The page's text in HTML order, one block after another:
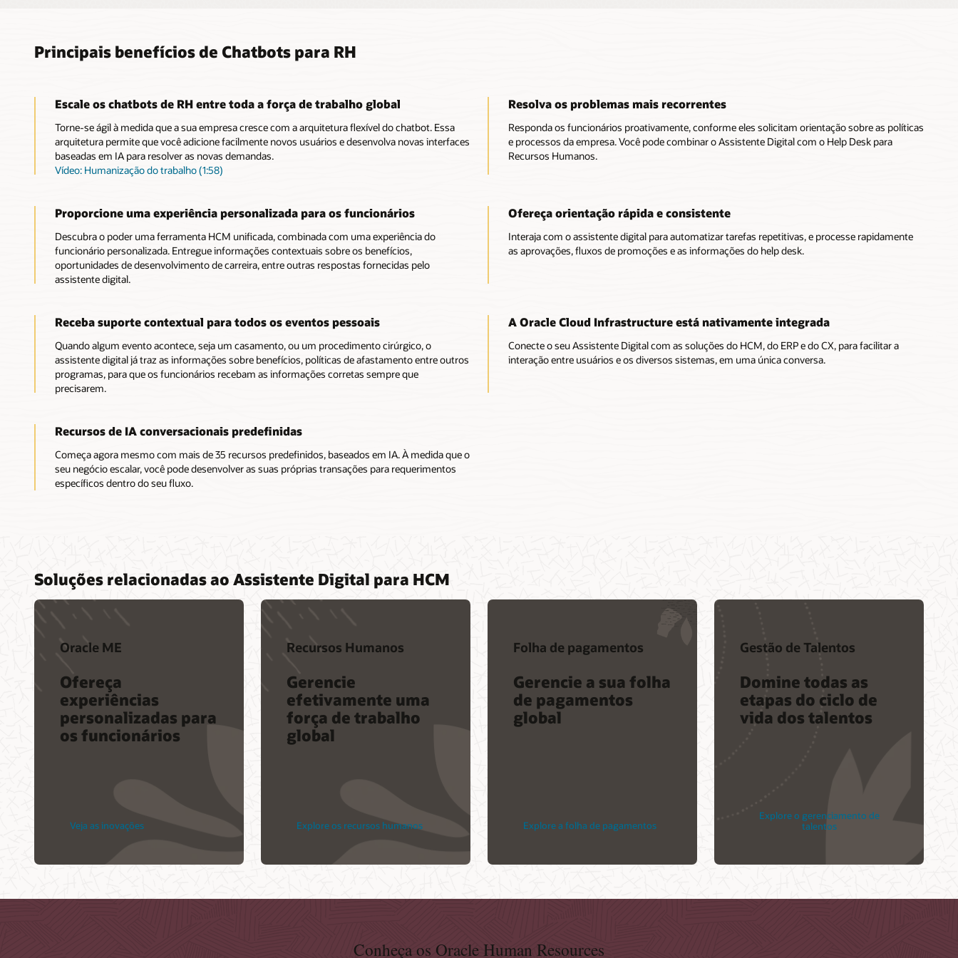
Principais benefícios de Chatbots para RH
Escale os chatbots de RH entre toda a força de trabalho global
Torne-se ágil à medida que a sua empresa cresce com a arquitetura flexível do chatbot. Essa
arquitetura permite que você adicione facilmente novos usuários e desenvolva novas interfaces
baseadas em IA para resolver as novas demandas.
Vídeo: Humanização do trabalho (1:58)
Resolva os problemas mais recorrentes
Responda os funcionários proativamente, conforme eles solicitam orientação sobre as políticas
e processos da empresa. Você pode combinar o Assistente Digital com o Help Desk para
Recursos Humanos.
Proporcione uma experiência personalizada para os funcionários
Descubra o poder uma ferramenta HCM unificada, combinada com uma experiência do
funcionário personalizada. Entregue informações contextuais sobre os benefícios,
oportunidades de desenvolvimento de carreira, entre outras respostas fornecidas pelo
assistente digital.
Ofereça orientação rápida e consistente
Interaja com o assistente digital para automatizar tarefas repetitivas, e processe rapidamente
as aprovações, fluxos de promoções e as informações do help desk.
Receba suporte contextual para todos os eventos pessoais
Quando algum evento acontece, seja um casamento, ou um procedimento cirúrgico, o
assistente digital já traz as informações sobre benefícios, políticas de afastamento entre outros
programas, para que os funcionários recebam as informações corretas sempre que
precisarem.
A Oracle Cloud Infrastructure está nativamente integrada
Conecte o seu Assistente Digital com as soluções do HCM, do ERP e do CX, para facilitar a
interação entre usuários e os diversos sistemas, em uma única conversa.
Recursos de IA conversacionais predefinidas
Começa agora mesmo com mais de 35 recursos predefinidos, baseados em IA. À medida que o
seu negócio escalar, você pode desenvolver as suas próprias transações para requerimentos
específicos dentro do seu fluxo.
Soluções relacionadas ao Assistente Digital para HCM
Oracle ME
Ofereça
experiências
personalizadas para
os funcionários
Veja as inovações
Recursos Humanos
Gerencie
efetivamente uma
força de trabalho
global
Explore os recursos humanos
Folha de pagamentos
Gerencie a sua folha
de pagamentos
global
Explore a folha de pagamentos
Gestão de Talentos
Domine todas as
etapas do ciclo de
vida dos talentos
Explore o gerenciamento de
talentos
Conheça os Oracle Human Resources